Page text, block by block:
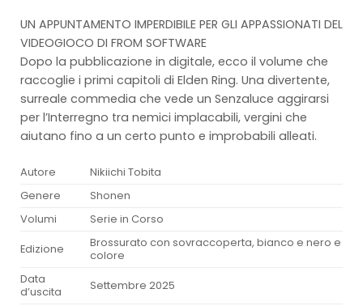
UN APPUNTAMENTO IMPERDIBILE PER GLI APPASSIONATI DEL
VIDEOGIOCO DI FROM SOFTWARE
Dopo la pubblicazione in digitale, ecco il volume che
raccoglie i primi capitoli di Elden Ring. Una divertente,
surreale commedia che vede un Senzaluce aggirarsi
per l’Interregno tra nemici implacabili, vergini che
aiutano fino a un certo punto e improbabili alleati.
Autore
Nikiichi Tobita
Genere
Shonen
Volumi
Serie in Corso
Edizione
Brossurato con sovraccoperta, bianco e nero e
colore
Data
d’uscita
Settembre 2025